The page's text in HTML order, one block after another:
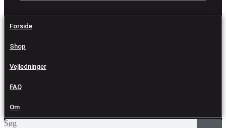
Forside
Shop
Vejledninger
FAQ
Om
Søg